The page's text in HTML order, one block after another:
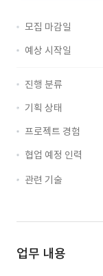
모집 마감일
예상 시작일
진행 분류
기획 상태
프로젝트 경험
협업 예정 인력
관련 기술
업무 내용